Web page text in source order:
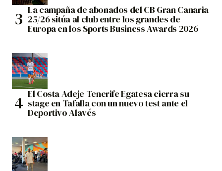
La campaña de abonados del CB Gran Canaria
25/26 sitúa al club entre los grandes de
Europa en los Sports Business Awards 2026
El Costa Adeje Tenerife Egatesa cierra su
stage en Tafalla con un nuevo test ante el
Deportivo Alavés